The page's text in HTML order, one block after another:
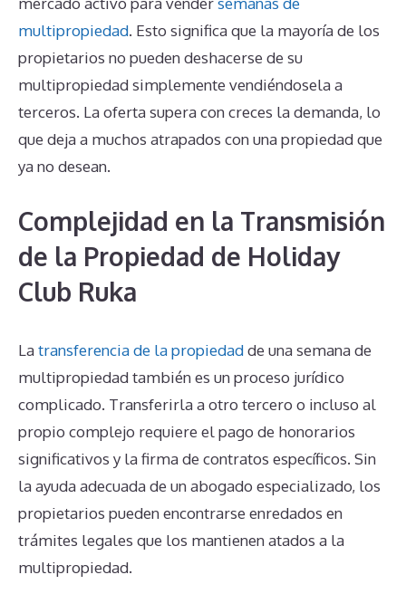
multipropiedad. Esto significa que la mayoría de los
propietarios no pueden deshacerse de su
multipropiedad simplemente vendiéndosela a
terceros. La oferta supera con creces la demanda, lo
que deja a muchos atrapados con una propiedad que
ya no desean.
Complejidad en la Transmisión
de la Propiedad de Holiday
Club Ruka
Latransferencia de la propiedadde una semana de
multipropiedad también es un proceso jurídico
complicado. Transferirla a otro tercero o incluso al
propio complejo requiere el pago de honorarios
significativos y la firma de contratos específicos. Sin
la ayuda adecuada de un abogado especializado, los
propietarios pueden encontrarse enredados en
trámites legales que los mantienen atados a la
multipropiedad.